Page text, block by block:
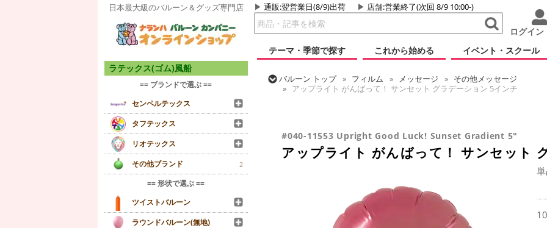
日本最大級のバルーン＆グッズ専門店 通販:翌営業日(8/9)出荷 店舗:営業終了(次回 8/9 10:00-)
ログイン
テーマ・季節で探す
これから始める イベント・スクール
ラテックス(ゴム)風船
== ブランドで選ぶ ==
センペルテックス
タフテックス
リオテックス
その他ブランド
2
== 形状で選ぶ ==
ツイストバルーン
ラウンドバルーン(無地)
バルーン トップ フィルム メッセージ
その他メッセージ
アップライト がんばって！ サンセット グラデーション 5インチ
#040-11553 Upright Good Luck! Sunset Gradient 5"
アップライト がんばって！ サンセット